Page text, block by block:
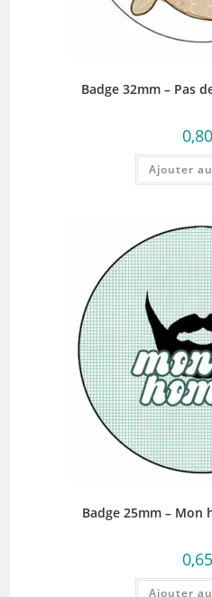
Badge 32mm – Pas
0,80
Ajouter
Badge 25mm – Mon
0,65
Ajouter